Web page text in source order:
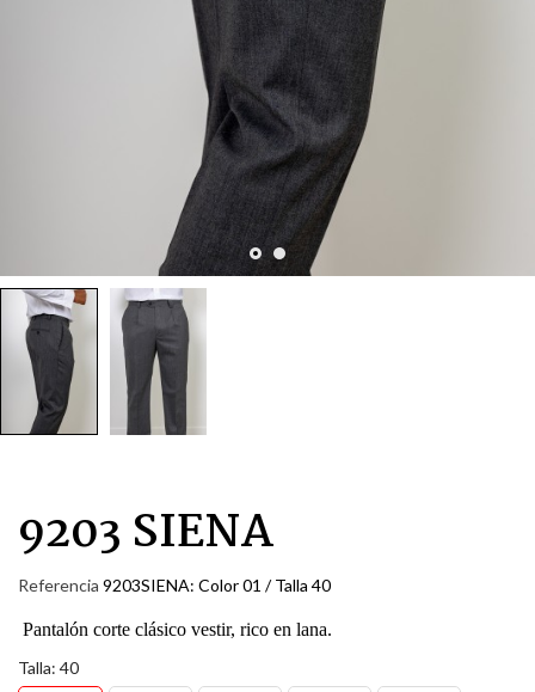
9203 SIENA
Referencia 9203SIENA: Color 01 / Talla 40
Pantalón corte clásico vestir, rico en lana.
Talla: 40